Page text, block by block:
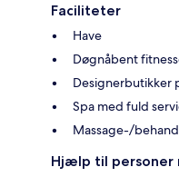
Faciliteter
Have
Døgnåbent
Designerbutikker
Spa med fuld
Massage-/
Hjælp til personer